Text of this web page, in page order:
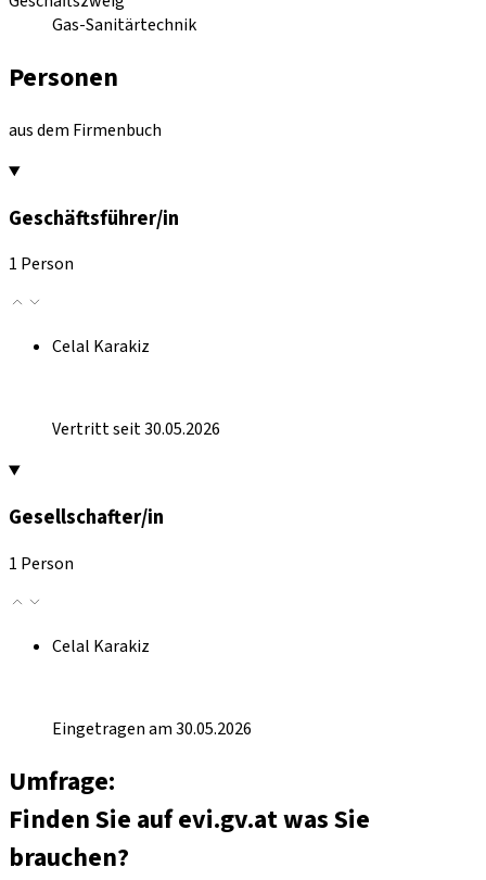
Gas-Sanitärtechnik
Personen
aus dem Firmenbuch
Geschäftsführer/in
1 Person
Celal Karakiz
Vertritt seit 30.05.2026
Gesellschafter/in
1 Person
Celal Karakiz
Eingetragen am 30.05.2026
Umfrage:
Finden Sie auf evi.gv.at was Sie
brauchen?